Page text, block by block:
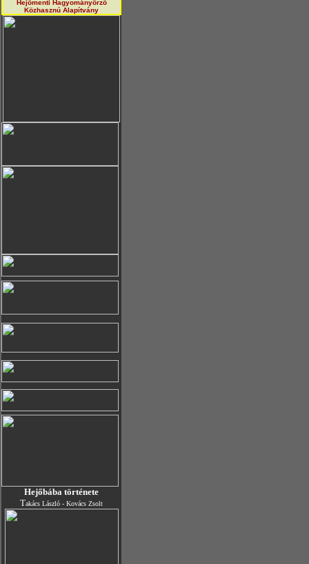
Hejőmenti Hagyományörző
Közhasznú Alapítvány
Hejőbába története
Takács László - Kovács Zsolt